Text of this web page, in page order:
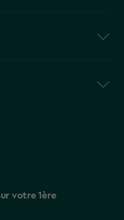
votre 1ère